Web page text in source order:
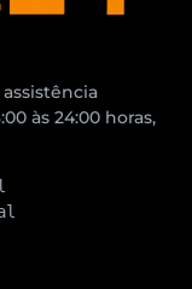
às 24:00 horas,